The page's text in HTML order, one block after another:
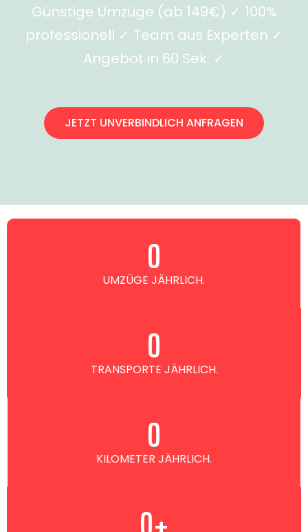
Günstige Umzüge (ab 149€) ✓ 100%
professionell ✓ Team aus Experten ✓
Angebot in 60 Sek. ✓
JETZT UNVERBINDLICH ANFRAGEN
UMZÜGE JÄHRLICH.
0
TRANSPORTE JÄHRLICH.
0
KILOMETER JÄHRLICH.
0